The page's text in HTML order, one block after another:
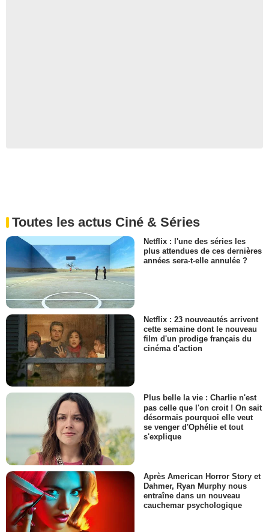
Toutes les actus Ciné & Séries
Netflix : l'une des séries les
plus attendues de ces dernières
années sera-t-elle annulée ?
Netflix : 23 nouveautés arrivent
cette semaine dont le nouveau
film d'un prodige français du
cinéma d'action
Plus belle la vie : Charlie n'est
pas celle que l'on croit ! On sait
désormais pourquoi elle veut
se venger d'Ophélie et tout
s'explique
Après American Horror Story et
Dahmer, Ryan Murphy nous
entraîne dans un nouveau
cauchemar psychologique